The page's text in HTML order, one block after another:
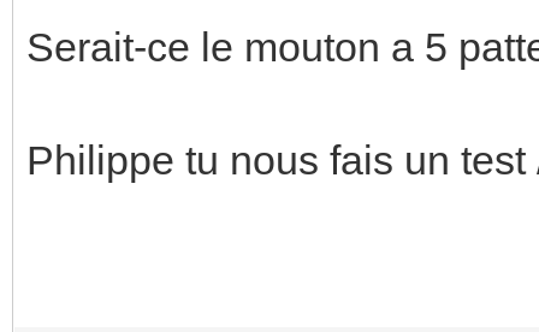
Serait-ce le mouton a 5
Philippe tu nous fais un